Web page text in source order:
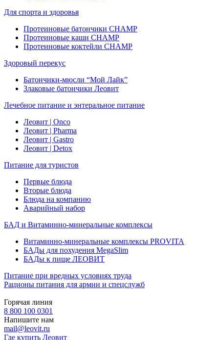
Для спорта и здоровья
Протеиновые батончики CHAMP
Протеиновые каши CHAMP
Протеиновые коктейли CHAMP
Здоровый перекус
Батончики-мюсли “Мой Лайк”
Злаковые батончики Леовит
Лечебное питание и энтеральное питание
Леовит | Onco
Леовит | Pharma
Леовит | Gastro
Леовит | Detox
Питание для туристов
Первые блюда
Вторые блюда
Блюда на компанию
Аварийный набор
БАД и Витаминно-минеральные комплексы
Витаминно-минеральные комплексы PROVITA
БАДы для похудения MegaSlim
БАДы к пище ЛЕОВИТ
Питание при вредных условиях труда
Рационы питания для армии и спецслужб
Горячая линия
8 800 100 0301
Напишите нам
mail@leovit.ru
Где купить Леовит